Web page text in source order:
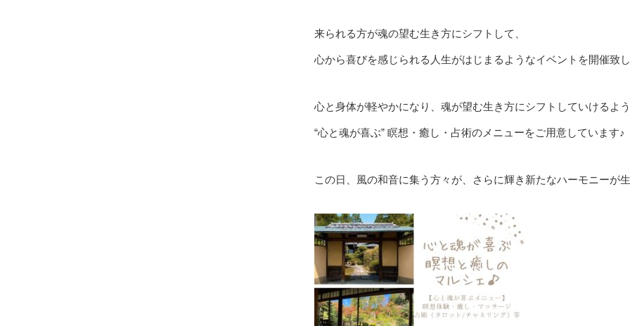
来られる方が魂の望む生き方にシフトして、
心から喜びを感じられる人生がはじまるようなイベントを開催致
心と身体が軽やかになり、魂が望む生き方にシフトしていけるよう
“心と魂が喜ぶ” 瞑想・癒し・占術のメニューをご用意しています♪
この日、風の和音に集う方々が、さらに輝き新たなハーモニーが